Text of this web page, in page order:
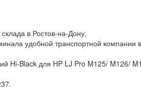
в Ростов-на-Дону,
удобной транспортной компании
Hi-Black для HP LJ Pro M125/ M126/